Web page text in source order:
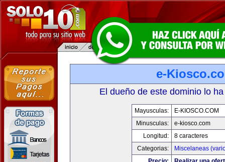
e-
El dueño de este dominio lo
Mayusculas:
E-KIOSCO.COM
Minusculas:
e-kiosco.com
Longitud:
8 caracteres
Categorias:
Miscelaneas